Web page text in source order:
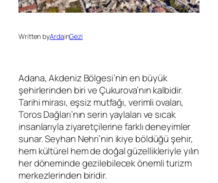
Written byArdainGezi
Adana, Akdeniz Bölgesi’nin en büyük
şehirlerinden biri ve Çukurova’nın kalbidir.
Tarihi mirası, eşsiz mutfağı, verimli ovaları,
Toros Dağları’nın serin yaylaları ve sıcak
insanlarıyla ziyaretçilerine farklı deneyimler
sunar. Seyhan Nehri’nin ikiye böldüğü şehir,
hem kültürel hem de doğal güzellikleriyle yılın
her döneminde gezilebilecek önemli turizm
merkezlerinden biridir.